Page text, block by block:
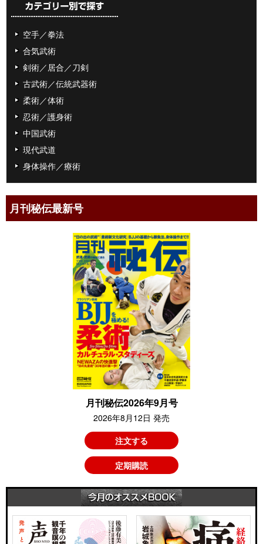
空手／拳法
合気武術
剣術／居合／刀剣
古武術／伝統武器術
柔術／体術
忍術／護身術
中国武術
現代武道
身体操作／療術
月刊秘伝最新号
月刊秘伝2026年9月号
2026年8月12日 発売
注文する
定期購読